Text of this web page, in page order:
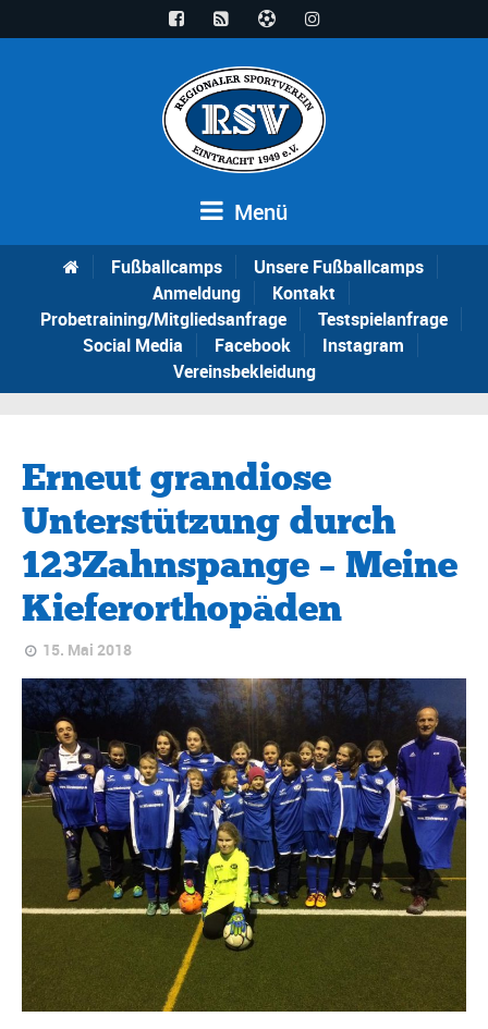
Menü
Fußballcamps
Unsere Fußballcamps
Anmeldung
Kontakt
Probetraining/Mitgliedsanfrage
Testspielanfrage
Social Media
Facebook
Instagram
Vereinsbekleidung
Erneut grandiose
Unterstützung durch
123Zahnspange – Meine
Kieferorthopäden
15. Mai 2018